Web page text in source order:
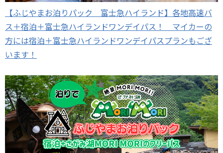
【ふじやまお泊りパック 富士急ハイランド】各地高速バ
ス＋宿泊＋富士急ハイランドワンデイパス！ マイカーの
方には宿泊＋富士急ハイランドワンデイパスプランもござ
います！